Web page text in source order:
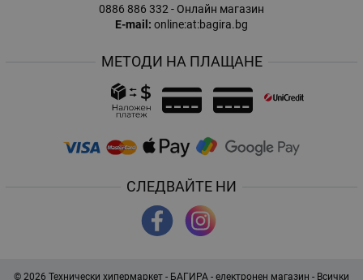
0886 886 332 - Онлайн магазин
E-mail: online:at:bagira.bg
МЕТОДИ НА ПЛАЩАНЕ
СЛЕДВАЙТЕ НИ
© 2026 Технически хипермаркет - БАГИРА - електронен магазин - Всички